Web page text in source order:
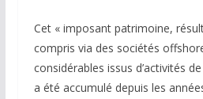
Cet « imposant patrimoine,
compris via des sociétés
considérables issus d’activités
a été accumulé depuis les